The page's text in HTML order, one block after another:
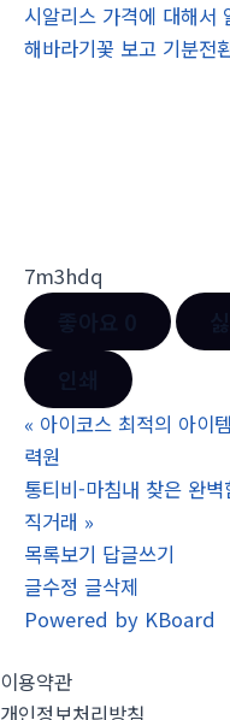
시알리스 가격에 대해서
해바라기꽃 보고 기분전
7m3hdq
« 아이코스 최적의 아이
력원
통티비-마침내 찾은 완
직거래 »
목록보기 답글쓰기
글수정 글삭제
Powered by KBoard
이용약관
개인정보처리방침